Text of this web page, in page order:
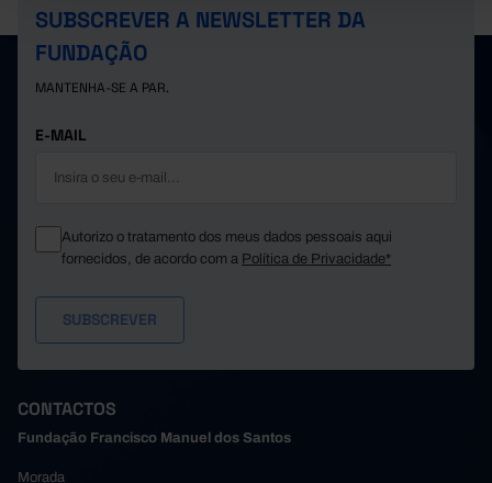
SUBSCREVER A NEWSLETTER DA
FUNDAÇÃO
MANTENHA-SE A PAR.
E-MAIL
Autorizo o tratamento dos meus dados pessoais aqui
fornecidos, de acordo com a Política de Privacidade*
CONTACTOS
Fundação Francisco Manuel dos Santos
Morada